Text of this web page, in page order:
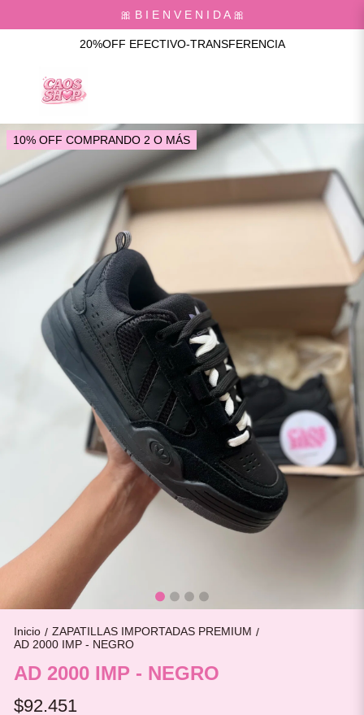
🎀 B I E N V E N I D A 🎀
20%OFF EFECTIVO-TRANSFERENCIA
10% OFF COMPRANDO 2 O MÁS
Inicio / ZAPATILLAS IMPORTADAS PREMIUM /
AD 2000 IMP - NEGRO
AD 2000 IMP - NEGRO
$92.451